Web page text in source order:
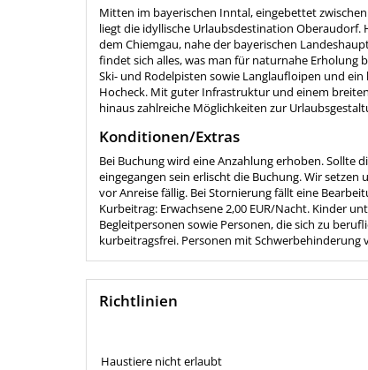
Mitten im bayerischen Inntal, eingebettet
liegt die idyllische Urlaubsdestination
dem Chiemgau, nahe der bayerischen
findet sich alles, was man für naturnahe Erholung
Ski- und Rodelpisten sowie Langlaufloipen und
Hocheck. Mit guter Infrastruktur und einem
hinaus zahlreiche Möglichkeiten zur
Konditionen/Extras
Bei Buchung wird eine Anzahlung erhoben. Sollte
eingegangen sein erlischt die Buchung. Wir
vor Anreise fällig. Bei Stornierung fällt eine
Kurbeitrag: Erwachsene 2,00 EUR/Nacht. Kinder
Begleitpersonen sowie Personen, die sich zu
kurbeitragsfrei. Personen mit Schwerbehinderung
Richtlinien
Haustiere nicht erlaubt